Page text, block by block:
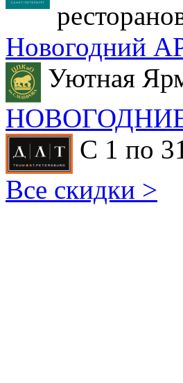
Новогодний
Уютная
С 1 по
Все скидки >